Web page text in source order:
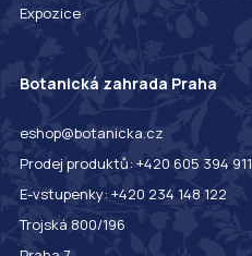
Expozice
Botanická zahrada Praha
eshop@botanicka.cz
Prodej produktů: +420 605 394 911
E-vstupenky: +420 234 148 122
Trojská 800/196